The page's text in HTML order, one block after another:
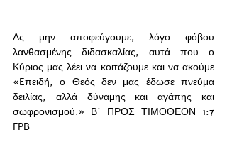
Ας μην αποφεύγουμε, λόγο φόβου
λανθασμένης διδασκαλίας, αυτά που ο
Κύριος μας λέει να κοιτάζουμε και να ακούμε
«Eπειδή, ο Θεός δεν μας έδωσε πνεύμα
δειλίας, αλλά δύναμης και αγάπης και
σωφρονισμού.» Β΄ ΠΡΟΣ ΤΙΜΟΘΕΟΝ 1:7
FPB